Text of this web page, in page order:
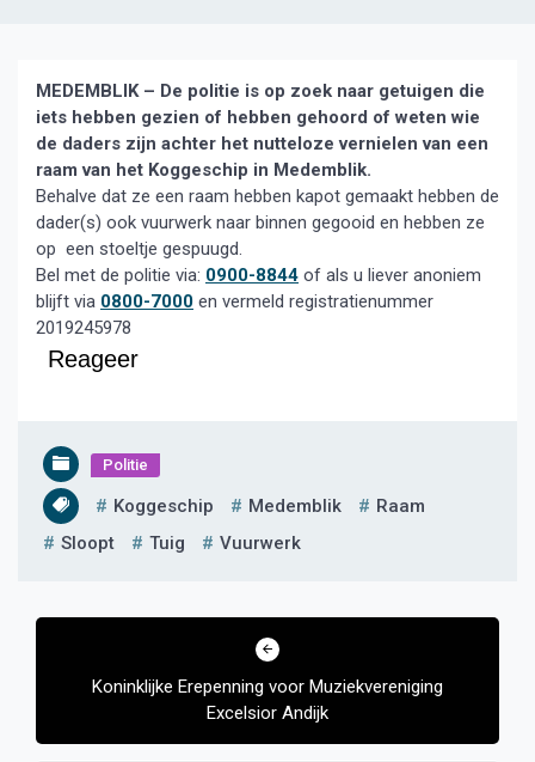
MEDEMBLIK – De politie is op zoek naar getuigen die
iets hebben gezien of hebben gehoord of weten wie
de daders zijn achter het nutteloze vernielen van een
raam van het Koggeschip in Medemblik.
Behalve dat ze een raam hebben kapot gemaakt hebben de
dader(s) ook vuurwerk naar binnen gegooid en hebben ze
op een stoeltje gespuugd.
Bel met de politie via: 0900-8844 of als u liever anoniem
blijft via 0800-7000 en vermeld registratienummer
2019245978
Reageer
Politie
Koggeschip Medemblik
Raam
Sloopt
Tuig Vuurwerk
Bericht
Koninklijke Erepenning voor Muziekvereniging
Excelsior Andijk